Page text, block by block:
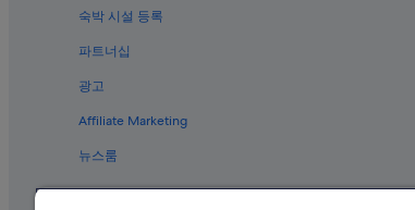
5 Av 역의 모텔
Astor Pl. 역의 타운하우스
뉴욕의 아파트식 호텔
57 St. - 7 Av 역의 아파트식 호텔
숙박 시설 등록
파트너십
광고
Affiliate Marketing
뉴스룸